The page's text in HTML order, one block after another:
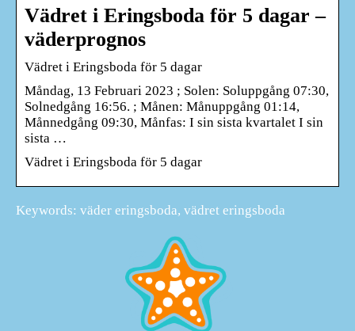
Vädret i Eringsboda för 5 dagar –
väderprognos
Vädret i Eringsboda för 5 dagar
Måndag, 13 Februari 2023 ; Solen: Soluppgång 07:30,
Solnedgång 16:56. ; Månen: Månuppgång 01:14,
Månnedgång 09:30, Månfas: I sin sista kvartalet I sin
sista …
Vädret i Eringsboda för 5 dagar
Keywords: väder eringsboda, vädret eringsboda